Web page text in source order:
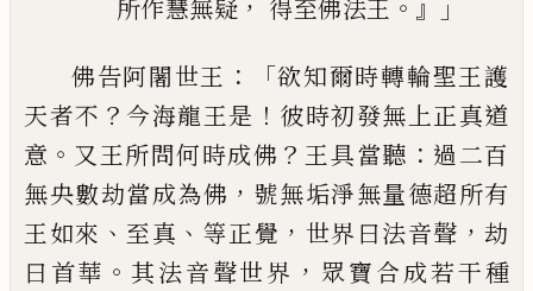
所作慧無疑 ， 得至佛法王 。』」
佛告阿闍世王 ：「欲知爾時轉輪聖王護
天者不 ？ 今海龍王是 ！ 彼時初發無上正真道
意 。 又王所問何時成佛 ？ 王具當聽 ： 過二百
無央數劫當成為佛 ， 號無垢淨無量德超所有
王如來 、 至真 、 等正覺 ， 世界曰法音聲 ， 劫
曰首華 。 其法音聲世界 ， 眾寶合成若干種